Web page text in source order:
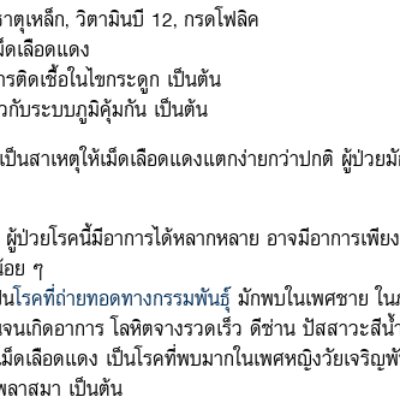
ตุเหล็ก, วิตามินบี 12, กรดโฟลิค
เลือดแดง
รติดเชื้อในไขกระดูก เป็นต้น
กับระบบภูมิคุ้มกัน เป็นต้น
ป็นสาเหตุให้เม็ดเลือดแดงแตกง่ายกว่าปกติ ผู้ป่ว
วยโรคนี้มีอาการได้หลากหลาย อาจมีอาการเพีย
ย ๆ
โรคที่ถ่ายทอดทางกรรมพันธุ์ มักพบในเพศชาย ใ
เกิดอาการ โลหิตจางรวดเร็ว ดีซ่าน ปัสสาวะสีน้
ดเลือดแดง เป็นโรคที่พบมากในเพศหญิงวัยเจ
าสมา เป็นต้น